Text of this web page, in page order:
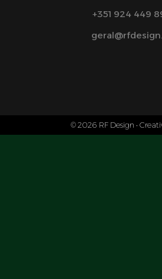
+351 924 449
© 2026 RF Design •